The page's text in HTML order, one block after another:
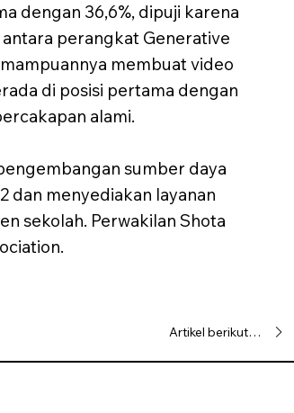
dengan 36,6%, dipuji karena
perangkat Generative
membuat video
di posisi pertama dengan
alami.
sumber daya
dan menyediakan layanan
sekolah. Perwakilan Shota
Artikel berikutnya